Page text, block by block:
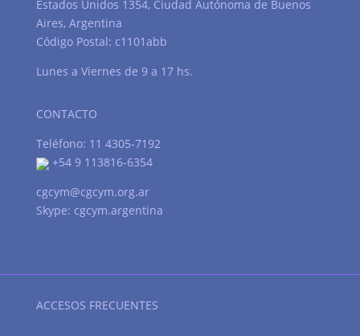
Estados Unidos 1354, Ciudad Autónoma de Buenos
Aires, Argentina
Código Postal: c1101abb
Lunes a Viernes de 9 a 17 hs.
CONTACTO
Teléfono: 11 4305-7192
+54 9 113816-6354
cgcym@cgcym.org.ar
Skype: cgcym.argentina
ACCESOS FRECUENTES